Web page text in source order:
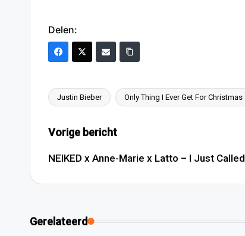
Delen:
Tags:
Justin Bieber Only Thing I Ever Get For Christmas
Bericht
navigatie
Vorige bericht
NEIKED x Anne-Marie x Latto – I Just Called
Gerelateerd